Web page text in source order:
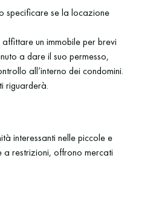
specificare se la locazione
un immobile per brevi
a dare il suo permesso,
all’interno dei condomini.
riguarderà.
interessanti nelle piccole e
a restrizioni, offrono mercati